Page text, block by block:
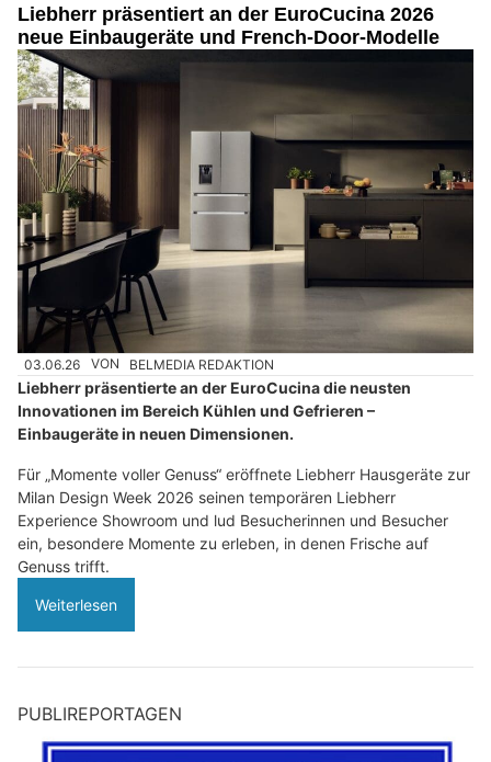
Liebherr präsentiert an der EuroCucina 2026
neue Einbaugeräte und French-Door-Modelle
03.06.26 VON BELMEDIA REDAKTION
Liebherr präsentierte an der EuroCucina die neusten
Innovationen im Bereich Kühlen und Gefrieren –
Einbaugeräte in neuen Dimensionen.
Für „Momente voller Genuss“ eröffnete Liebherr Hausgeräte zur
Milan Design Week 2026 seinen temporären Liebherr
Experience Showroom und lud Besucherinnen und Besucher
ein, besondere Momente zu erleben, in denen Frische auf
Genuss trifft.
Weiterlesen
PUBLIREPORTAGEN